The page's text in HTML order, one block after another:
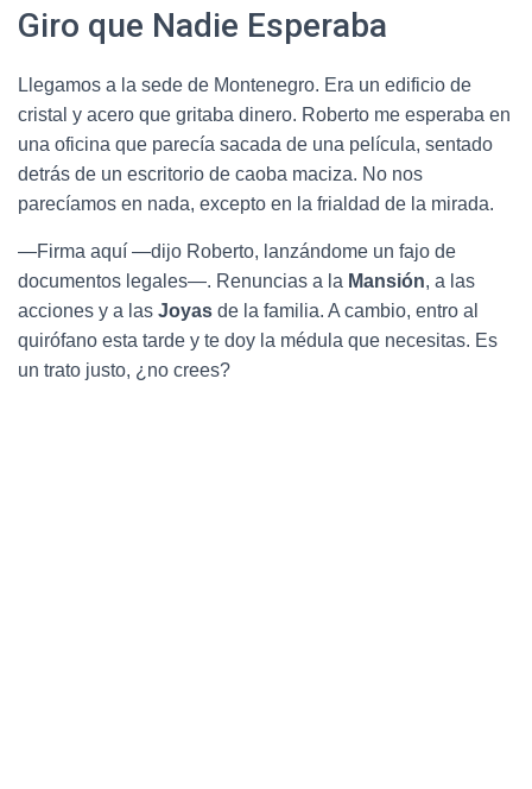
Giro que Nadie Esperaba
Llegamos a la sede de Montenegro. Era un edificio de
cristal y acero que gritaba dinero. Roberto me esperaba en
una oficina que parecía sacada de una película, sentado
detrás de un escritorio de caoba maciza. No nos
parecíamos en nada, excepto en la frialdad de la mirada.
—Firma aquí —dijo Roberto, lanzándome un fajo de
documentos legales—. Renuncias a la Mansión, a las
acciones y a las Joyas de la familia. A cambio, entro al
quirófano esta tarde y te doy la médula que necesitas. Es
un trato justo, ¿no crees?